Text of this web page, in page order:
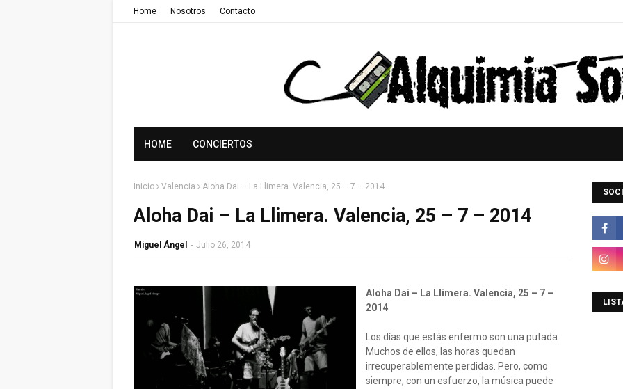
Home Nosotros Contacto
HOME CONCIERTOS
Inicio Valencia Aloha Dai – La Llimera. Valencia, 25 – 7 – 2014
Aloha Dai – La Llimera. Valencia, 25 – 7 – 2014
Miguel Ángel - Julio 26, 2014
Aloha Dai – La Llimera. Valencia, 25 – 7 –
2014
Los días que estás enfermo son una putada.
Muchos de ellos, las horas quedan
irrecuperablemente perdidas. Pero, como
siempre, con un esfuerzo, la música puede